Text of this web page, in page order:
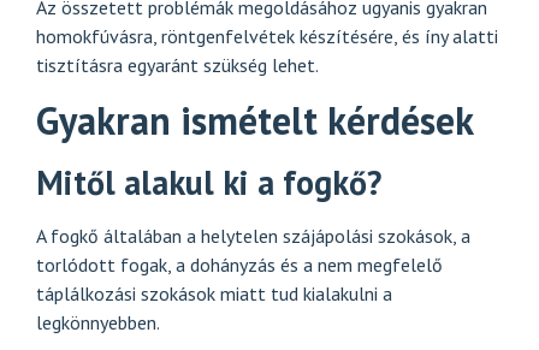
Az összetett problémák megoldásához ugyanis gyakran
homokfúvásra, röntgenfelvétek készítésére, és íny alatti
tisztításra egyaránt szükség lehet.
Gyakran ismételt kérdések
Mitől alakul ki a fogkő?
A fogkő általában a helytelen szájápolási szokások, a
torlódott fogak, a dohányzás és a nem megfelelő
táplálkozási szokások miatt tud kialakulni a
legkönnyebben.